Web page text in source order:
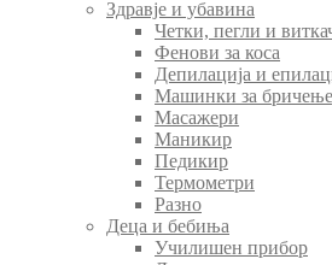
Здравје и убавина
Четки, пегли и
Фенови за коса
Депилација и
Машинки за
Масажери
Маникир
Педикир
Термометри
Разно
Деца и бебиња
Училишен прибор